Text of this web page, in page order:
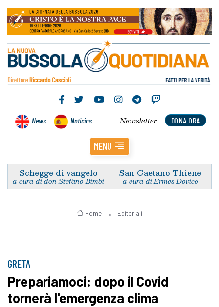
News Noticias DONA ORA
Newsletter
MENU
Schegge di vangelo
a cura di don Stefano Bimbi
San Gaetano Thiene
a cura di Ermes Dovico
Home Editoriali
GRETA
Prepariamoci: dopo il Covid
tornerà l'emergenza clima